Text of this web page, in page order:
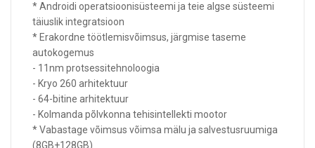
* Androidi operatsioonisüsteemi ja teie algse süsteemi
täiuslik integratsioon
* Erakordne töötlemisvõimsus, järgmise taseme
autokogemus
- 11nm protsessitehnoloogia
- Kryo 260 arhitektuur
- 64-bitine arhitektuur
- Kolmanda põlvkonna tehisintellekti mootor
* Vabastage võimsus võimsa mälu ja salvestusruumiga
(8GB+128GB)